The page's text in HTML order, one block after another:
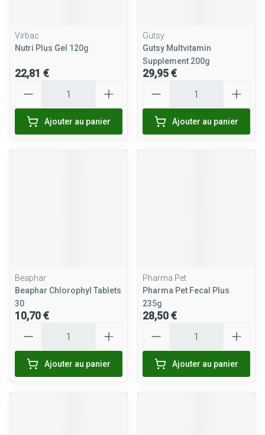
Virbac
Nutri Plus Gel 120g
22,81 €
Ajouter au panier
Gutsy
Gutsy Multvitamin
Supplement 200g
29,95 €
Ajouter au panier
Beaphar
Beaphar Chlorophyl Tablets
30
10,70 €
Ajouter au panier
Pharma Pet
Pharma Pet Fecal Plus
235g
28,50 €
Ajouter au panier